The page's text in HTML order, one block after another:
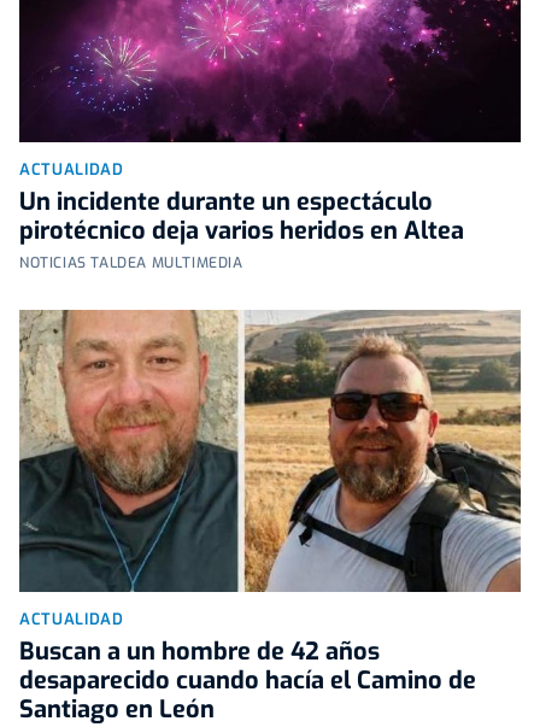
ACTUALIDAD
Un incidente durante un espectáculo
pirotécnico deja varios heridos en Altea
NOTICIAS TALDEA MULTIMEDIA
ACTUALIDAD
Buscan a un hombre de 42 años
desaparecido cuando hacía el Camino de
Santiago en León